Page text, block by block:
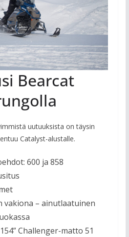
Bearcat
uutuuksista on täysin
Catalyst-alustalle.
600 ja 858
vakiona – ainutlaatuinen
Challenger-matto 51